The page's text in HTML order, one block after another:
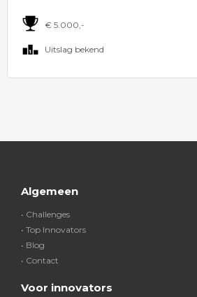
€ 5.000,-
Uitslag bekend
Algemeen
• Challenges
• Top Innovators
• Blog
• Contact
Voor innovators